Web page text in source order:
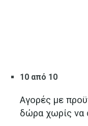
10 από 10
Αγορές με
δώρα χωρίς να